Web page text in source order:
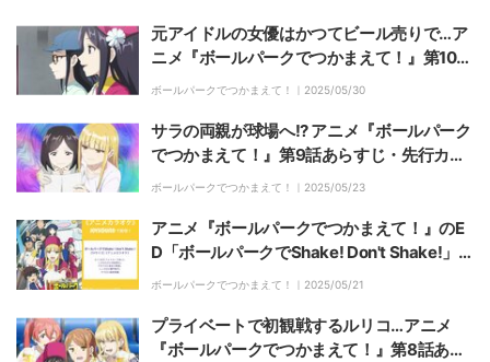
元アイドルの女優はかつてビール売りで…ア
ニメ『ボールパークでつかまえて！』第10話
あらすじ・先行カット解禁
ボールパークでつかまえて！｜ 2025/05/30
サラの両親が球場へ!? アニメ『ボールパーク
でつかまえて！』第9話あらすじ・先行カッ
ト解禁
ボールパークでつかまえて！｜ 2025/05/23
アニメ『ボールパークでつかまえて！』のE
D「ボールパークでShake! Don't Shake!」
アニメカラオケ配信が決定！
ボールパークでつかまえて！｜ 2025/05/21
プライベートで初観戦するルリコ…アニメ
『ボールパークでつかまえて！』第8話あら